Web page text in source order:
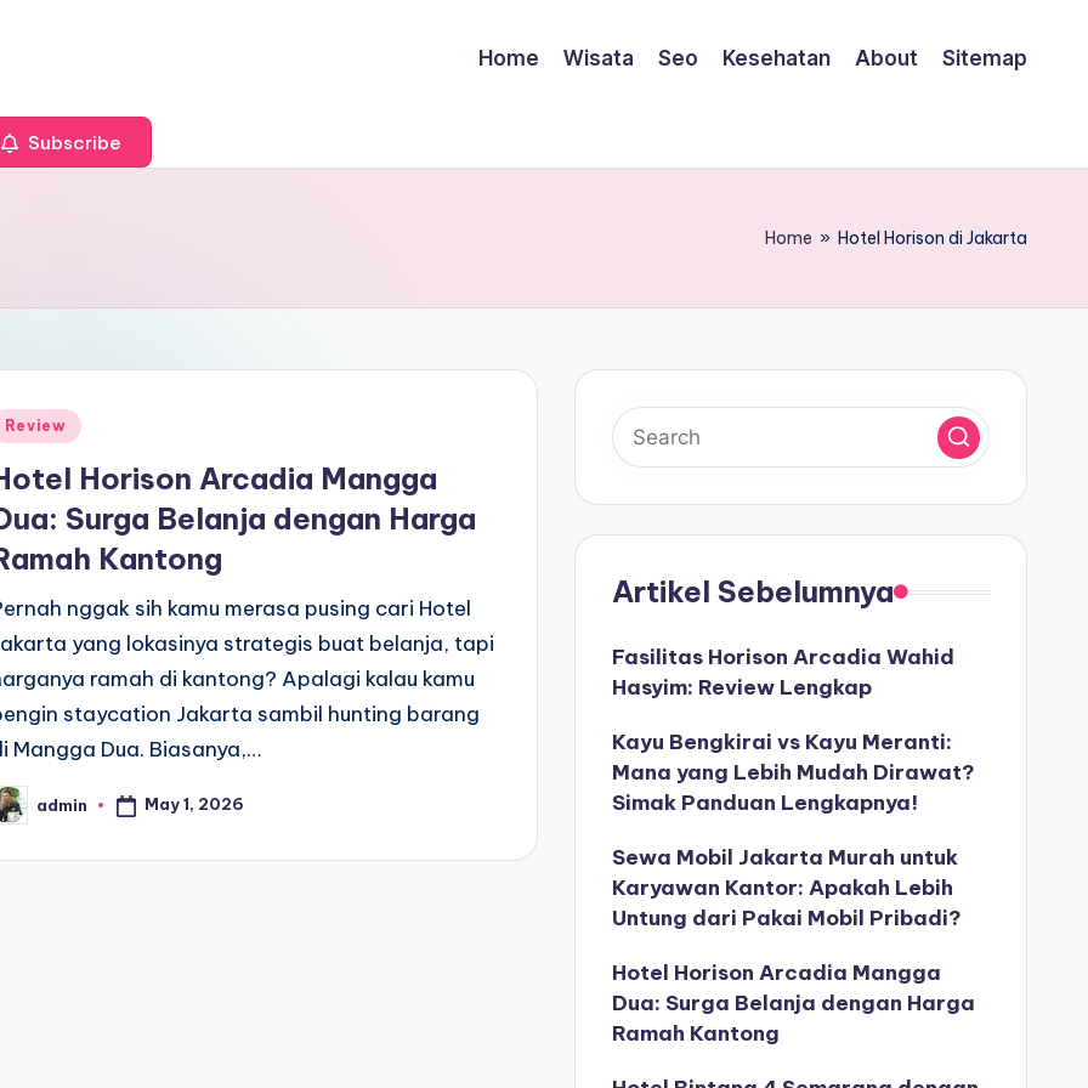
Home Wisata Seo Kesehatan About Sitemap
Subscribe
Home » Hotel Horison di Jakarta
Review
Horison Arcadia Mangga
Surga Belanja dengan Harga
Kantong
nggak sih kamu merasa pusing cari Hotel
yang lokasinya strategis buat belanja, tapi
ramah di kantong? Apalagi kalau kamu
staycation Jakarta sambil hunting barang
Mangga Dua. Biasanya,…
admin May 1, 2026
Artikel Sebelumnya
Fasilitas Horison Arcadia Wahid
Hasyim: Review Lengkap
Kayu Bengkirai vs Kayu Meranti:
Mana yang Lebih Mudah Dirawat?
Simak Panduan Lengkapnya!
Sewa Mobil Jakarta Murah untuk
Karyawan Kantor: Apakah Lebih
Untung dari Pakai Mobil Pribadi?
Hotel Horison Arcadia Mangga
Dua: Surga Belanja dengan Harga
Ramah Kantong